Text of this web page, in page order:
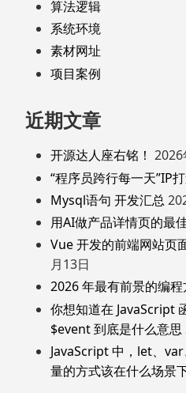
算法逻辑
系统环境
素材网址
项目案例
近期文章
开源达人座右铭！ 2026
“程序员跨行每一天”IP
Mysql语句 开发汇总
用AI做产品详情页的最
Vue 开发的前端网站页
月13日
2026 年最有前景的编程
你想知道在 JavaScript
$event 到底是什么意思
JavaScript 中，let、
量的方式该在什么场景